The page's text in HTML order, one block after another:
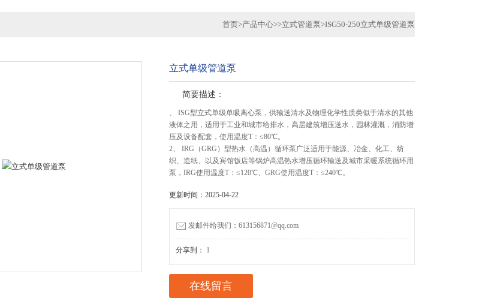
首页>产品中心>>立式管道泵>ISG50-250立式单级管道泵
立式单级管道泵
简要描述：
、 ISG型立式单级单吸离心泵，供输送清水及物理化学性质类似于清水的其他
液体之用，适用于工业和城市给排水，高层建筑增压送水，园林灌溉，消防增
压及设备配套，使用温度T：≤80℃。
2、 IRG（GRG）型热水（高温）循环泵广泛适用于能源、冶金、化工、纺
织、造纸、以及宾馆饭店等锅炉高温热水增压循环输送及城市采暖系统循环用
泵，IRG使用温度T：≤120℃、GRG使用温度T：≤240℃。
更新时间：2025-04-22
发邮件给我们：613156871@qq.com
分享到： 1
在线留言